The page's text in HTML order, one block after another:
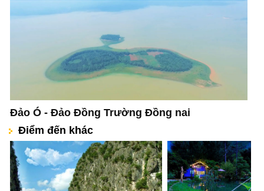
Đảo Ó - Đảo Đồng Trường Đồng nai
Điểm đến khác